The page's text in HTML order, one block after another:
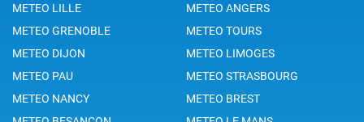
METEO LILLE
METEO ANGERS
METEO GRENOBLE
METEO TOURS
METEO DIJON
METEO LIMOGES
METEO PAU
METEO STRASBOURG
METEO NANCY
METEO BREST